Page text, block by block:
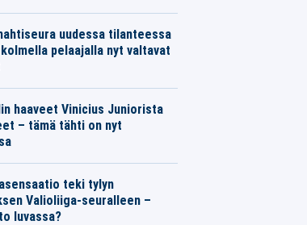
uudessa tilanteessa
pelaajalla nyt valtavat
haaveet Vinicius Juniorista
– tämä tähti on nyt
teki tylyn
Valioliiga-seuralleen –
luvassa?